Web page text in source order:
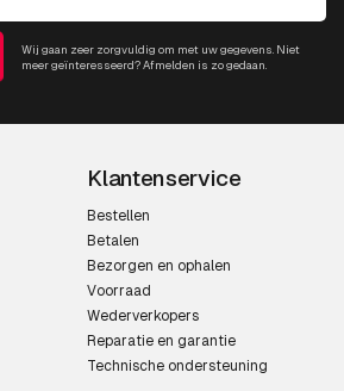
Wij gaan zeer zorgvuldig om met uw gegevens. Niet
meer geïnteresseerd? Afmelden is zo gedaan.
Klantenservice
Bestellen
Betalen
Bezorgen en ophalen
Voorraad
Wederverkopers
Reparatie en garantie
Technische ondersteuning